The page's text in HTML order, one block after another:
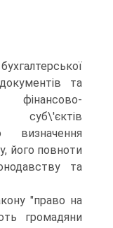
та
суб\'єктiв
його повноти
та
"право на
громадяни